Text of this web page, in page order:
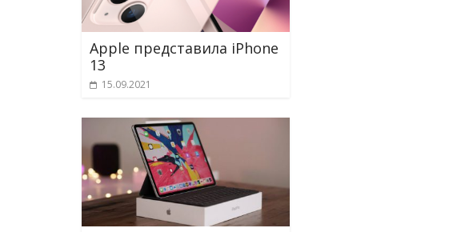
Apple представила iPhone
13
15.09.2021